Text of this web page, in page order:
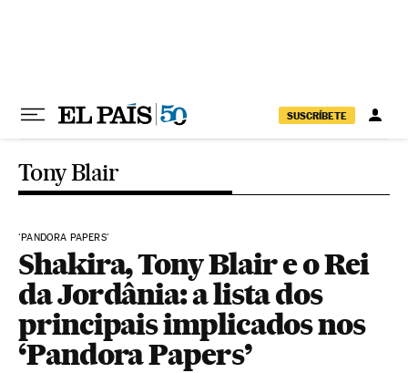
SUSCRÍBETE
Tony Blair
'PANDORA PAPERS'
Shakira, Tony Blair e o Rei
da Jordânia: a lista dos
principais implicados nos
‘Pandora Papers’